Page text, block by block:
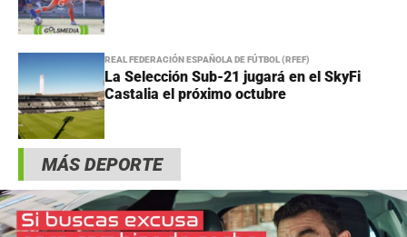
REAL FEDERACIÓN ESPAÑOLA DE FÚTBOL (RFEF)
La Selección Sub-21 jugará en el SkyFi
Castalia el próximo octubre
MÁS DEPORTE